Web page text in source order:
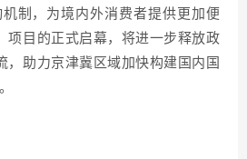
机制，为境内外消费者提供更加便
项目的正式启幕，将进一步释放政
，助力京津冀区域加快构建国内国